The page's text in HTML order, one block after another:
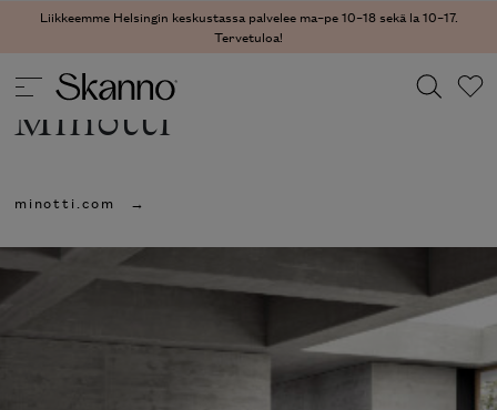
Liikkeemme Helsingin keskustassa palvelee ma–pe 10–18 sekä la 10–17.
Tervetuloa!
Type 2 or more characters for results.
Minotti
minotti.com